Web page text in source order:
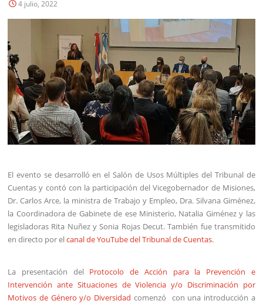
4 julio, 2022
El evento se desarrolló en el Salón de Usos Múltiples del Tribunal de
Cuentas y contó con la participación del Vicegobernador de Misiones,
Dr. Carlos Arce, la ministra de Trabajo y Empleo, Dra. Silvana Giménez,
la Coordinadora de Gabinete de ese Ministerio, Natalia Giménez y las
legisladoras Rita Nuñez y Sonia Rojas Decut. También fue transmitido
en directo por elcanal de YouTube del Tribunal de Cuentas.
La presentación delProtocolo de Acción para la Prevención e
Intervención ante Situaciones de Violencia y/o Discriminación por
Motivos de Género y/o Diversidad comenzó con una introducción a